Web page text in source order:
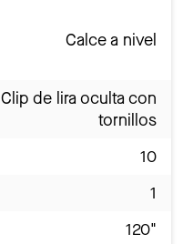
Calce a nivel
Clip de lira oculta con
tornillos
10
1
120"